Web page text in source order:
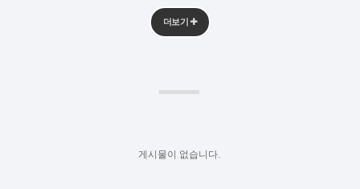
더보기
게시물이 없습니다.